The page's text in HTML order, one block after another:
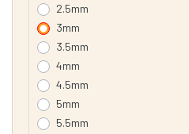
2.5mm
3mm
3.5mm
4mm
4.5mm
5mm
5.5mm